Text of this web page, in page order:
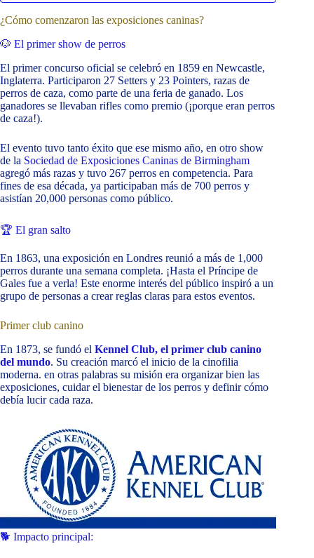
¿Cómo comenzaron las exposiciones caninas?
🐶 El primer show de perros
El primer concurso oficial se celebró en 1859 en Newcastle,
Inglaterra. Participaron 27 Setters y 23 Pointers, razas de
perros de caza, como parte de una feria de ganado. Los
ganadores se llevaban rifles como premio (¡porque eran perros
de caza!).
El evento tuvo tanto éxito que ese mismo año, en otro show
de la Sociedad de Exposiciones Caninas de Birmingham
agregó más razas y tuvo 267 perros en competencia. Para
fines de esa década, ya participaban más de 700 perros y
asistían 20,000 personas como público.
🏆 El gran salto
En 1863, una exposición en Londres reunió a más de 1,000
perros durante una semana completa. ¡Hasta el Príncipe de
Gales fue a verla! Este enorme interés del público inspiró a un
grupo de personas a crear reglas claras para estos eventos.
Primer club canino
En 1873, se fundó el Kennel Club, el primer club canino
del mundo. Su creación marcó el inicio de la cinofilia
moderna. en otras palabras su misión era organizar bien las
exposiciones, cuidar el bienestar de los perros y definir cómo
debía lucir cada raza.
🐕 Impacto principal: